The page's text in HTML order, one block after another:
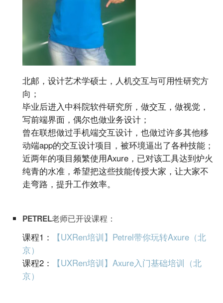
北邮，设计艺术学硕士，人机交互与可用性研究方
向；
毕业后进入中科院软件研究所，做交互，做视觉，
写前端界面，偶尔也做业务设计；
曾在联想做过手机端交互设计，也做过许多其他移
动端app的交互设计项目，被环境逼出了各种技能；
近两年的项目频繁使用Axure，已对该工具达到炉火
纯青的水准，希望把这些技能传授大家，让大家不
走弯路，提升工作效率。
PETREL老师已开设课程：
课程1：
【UXRen培训】Petrel带你玩转Axure（北
京）
课程2：
【UXRen培训】Axure入门基础培训（北
京）